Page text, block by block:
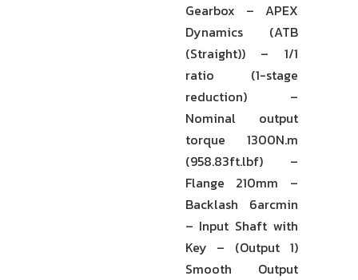
Gearbox – APEX
Dynamics (ATB
(Straight)) – 1/1
ratio (1-stage
reduction) –
Nominal output
torque 1300N.m
(958.83ft.lbf) –
Flange 210mm –
Backlash 6arcmin
– Input Shaft with
Key – (Output 1)
Smooth Output